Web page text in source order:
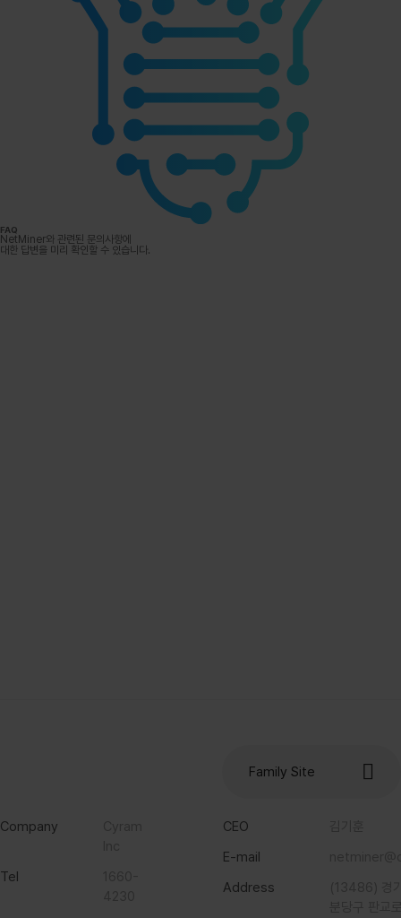
FAQ
NetMiner와 관련된 문의사항에
대한 답변을 미리 확인할 수 있습니다.
Family Site
Company
Tel
CEO
E-mail
Address